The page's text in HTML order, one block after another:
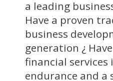
a leading
Have a proven
business
generation ¿
financial
endurance and a